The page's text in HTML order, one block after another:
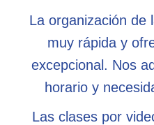
La organización de
muy rápida y
excepcional. Nos
horario y
Las clases por